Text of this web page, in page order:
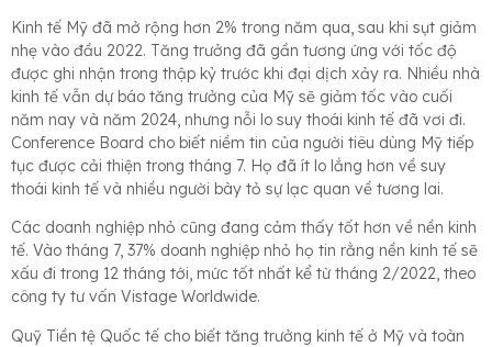
Kinh tế Mỹ đã mở rộng hơn 2% trong năm qua, sau khi sụt giảm
nhẹ vào đầu 2022. Tăng trưởng đã gần tương ứng với tốc độ
được ghi nhận trong thập kỷ trước khi đại dịch xảy ra. Nhiều nhà
kinh tế vẫn dự báo tăng trưởng của Mỹ sẽ giảm tốc vào cuối
năm nay và năm 2024, nhưng nỗi lo suy thoái kinh tế đã vơi đi.
Conference Board cho biết niềm tin của người tiêu dùng Mỹ tiếp
tục được cải thiện trong tháng 7. Họ đã ít lo lắng hơn về suy
thoái kinh tế và nhiều người bày tỏ sự lạc quan về tương lai.
Các doanh nghiệp nhỏ cũng đang cảm thấy tốt hơn về nền kinh
tế. Vào tháng 7, 37% doanh nghiệp nhỏ họ tin rằng nền kinh tế sẽ
xấu đi trong 12 tháng tới, mức tốt nhất kể từ tháng 2/2022, theo
công ty tư vấn Vistage Worldwide.
Quỹ Tiền tệ Quốc tế cho biết tăng trưởng kinh tế ở Mỹ và toàn